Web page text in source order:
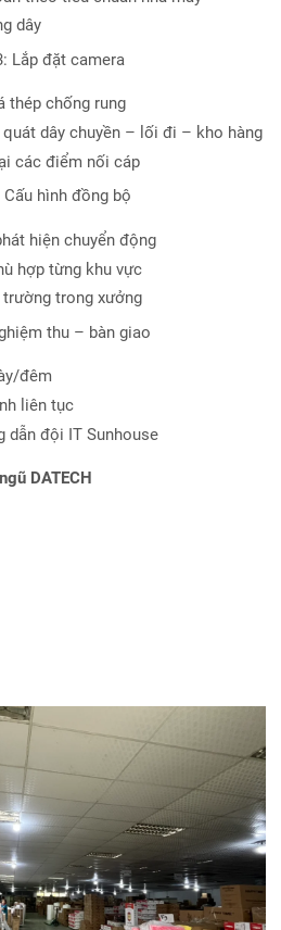
dây
Lắp đặt camera
thép chống rung
dây chuyền – lối đi – kho hàng
các điểm nối cáp
hình đồng bộ
hiện chuyển động
hợp từng khu vực
trong xưởng
thu – bàn giao
đêm
liên tục
dẫn đội IT Sunhouse
DATECH